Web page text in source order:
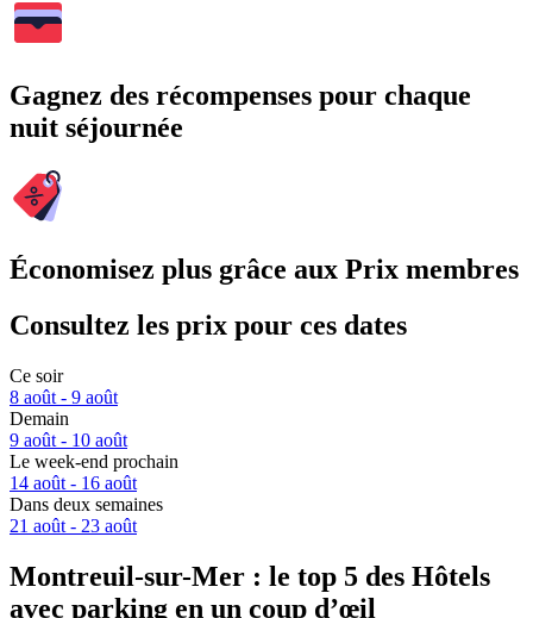
Gagnez des récompenses pour chaque
nuit séjournée
Économisez plus grâce aux Prix membres
Consultez les prix pour ces dates
Ce soir
8 août - 9 août
Demain
9 août - 10 août
Le week-end prochain
14 août - 16 août
Dans deux semaines
21 août - 23 août
Montreuil-sur-Mer : le top 5 des Hôtels
avec parking en un coup d’œil